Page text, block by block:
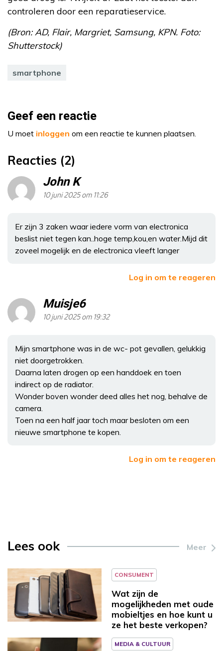
controleren door een reparatieservice.
(Bron: AD, Flair, Margriet, Samsung, KPN. Foto:
Shutterstock)
smartphone
Geef een reactie
U moet inloggen om een reactie te kunnen plaatsen.
Reacties (2)
John K
10 juni 2025 om 11:26
Er zijn 3 zaken waar iedere vorm van electronica
beslist niet tegen kan..hoge temp,kou,en water.Mijd dit
zoveel mogelijk en de electronica vleeft langer
Log in om te reageren
Muisje6
10 juni 2025 om 19:32
Mijn smartphone was in de wc- pot gevallen, gelukkig
niet doorgetrokken.
Daarna laten drogen op een handdoek en toen
indirect op de radiator.
Wonder boven wonder deed alles het nog, behalve de
camera.
Toen na een half jaar toch maar besloten om een
nieuwe smartphone te kopen.
Log in om te reageren
Lees ook Meer
CONSUMENT
Wat zijn de
mogelijkheden met oude
mobieltjes en hoe kunt u
ze het beste verkopen?
MEDIA & CULTUUR